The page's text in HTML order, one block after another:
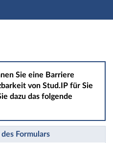
Sie eine Barriere
von Stud.IP für Sie
dazu das folgende
Formulars